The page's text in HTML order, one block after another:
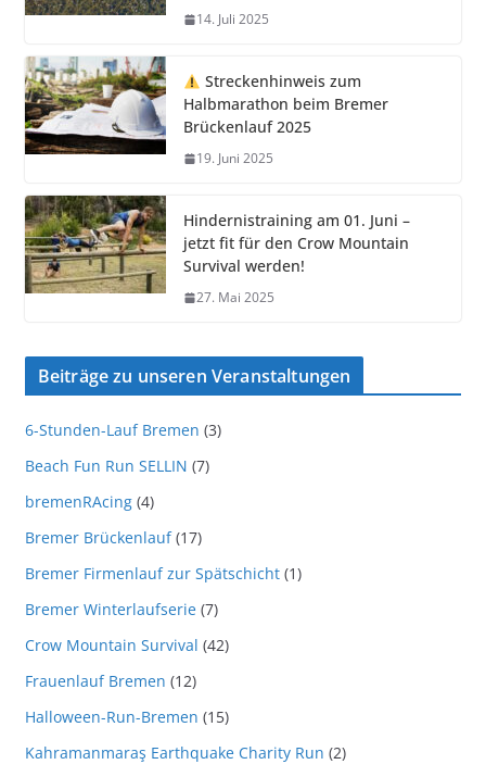
14. Juli 2025
Streckenhinweis zum
Halbmarathon beim Bremer
Brückenlauf 2025
19. Juni 2025
Hindernistraining am 01. Juni –
jetzt fit für den Crow Mountain
Survival werden!
27. Mai 2025
Beiträge zu unseren Veranstaltungen
6-Stunden-Lauf Bremen (3)
Beach Fun Run SELLIN (7)
bremenRAcing(4)
Bremer Brückenlauf(17)
Bremer Firmenlauf zur Spätschicht(1)
Bremer Winterlaufserie(7)
Crow Mountain Survival (42)
Frauenlauf Bremen (12)
Halloween-Run-Bremen (15)
Kahramanmaraş Earthquake Charity Run (2)